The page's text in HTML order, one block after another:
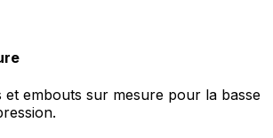
embouts sur mesure pour la basse